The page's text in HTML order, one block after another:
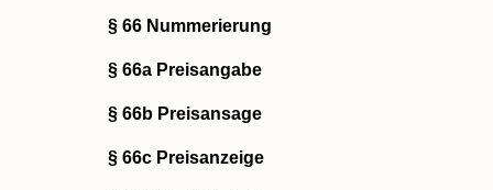
§ 66 Nummerierung
§ 66a Preisangabe
§ 66b Preisansage
§ 66c Preisanzeige